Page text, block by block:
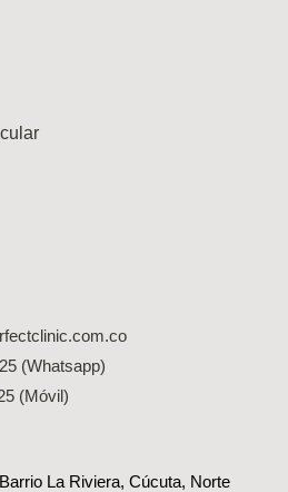
(Whatsapp)
(Móvil)
La Riviera, Cúcuta, Norte